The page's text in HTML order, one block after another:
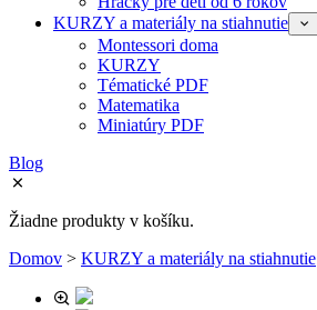
KURZY a materiály na stiahnutie
Montessori doma
KURZY
Tématické PDF
Matematika
Miniatúry PDF
Blog
Žiadne produkty v košíku.
Domov > KURZY a materiály na stiahnutie